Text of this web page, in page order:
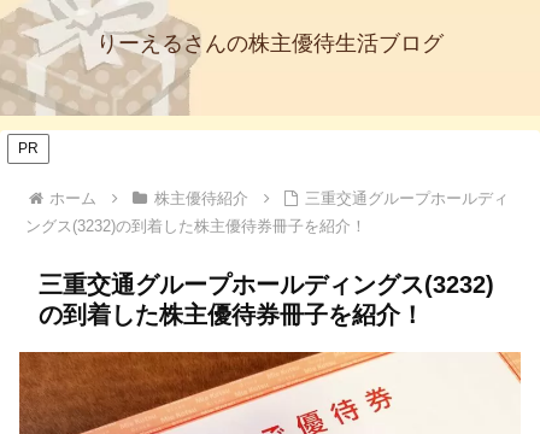
りーえるさんの株主優待生活ブログ
PR
ホーム 株主優待紹介
三重交通グループホールディ
ングス(3232)の到着した株主優待券冊子を紹介！
三重交通グループホールディングス(3232)
の到着した株主優待券冊子を紹介！